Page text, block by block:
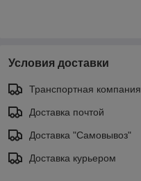
Условия доставки
Транспортная компания
Доставка почтой
Доставка "Самовывоз"
Доставка курьером